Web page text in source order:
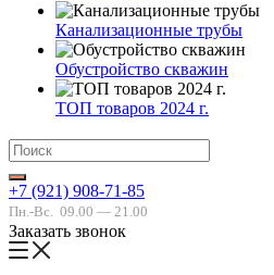
Канализационные трубы
Обустройство скважин
ТОП товаров 2024 г.
+7 (921) 908-71-85
Пн.-Вс. 09.00 — 21.00
Заказать звонок